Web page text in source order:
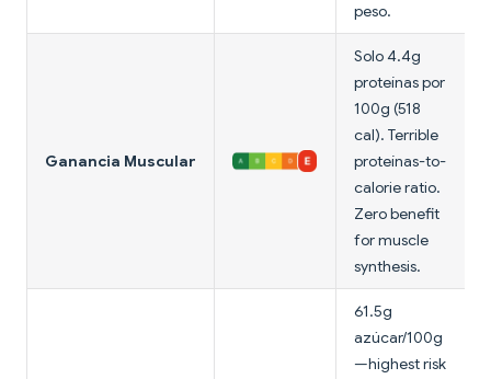
peso.
Ganancia Muscular
Solo 4.4g
proteínas por
100g (518
cal). Terrible
proteínas-to-
calorie ratio.
Zero benefit
for muscle
synthesis.
61.5g
azúcar/100g
—highest risk